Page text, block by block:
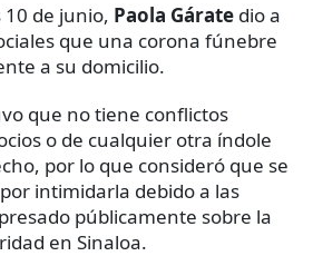
10 de junio, Paola Gárate dio a
que una corona fúnebre
a su domicilio.
que no tiene conflictos
o de cualquier otra índole
por lo que consideró que se
intimidarla debido a las
públicamente sobre la
en Sinaloa.